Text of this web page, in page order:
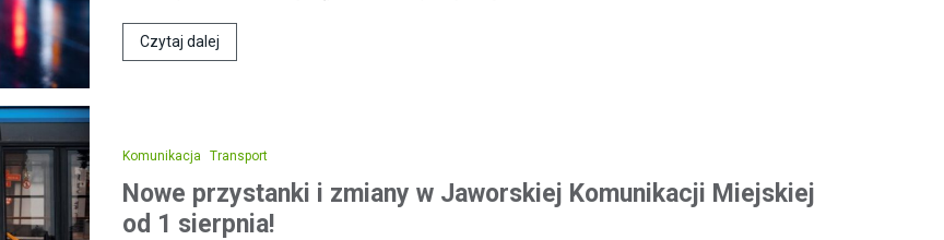
Czytaj dalej
Komunikacja Transport
Nowe przystanki i zmiany w Jaworskiej Komunikacji Miejskiej
od 1 sierpnia!